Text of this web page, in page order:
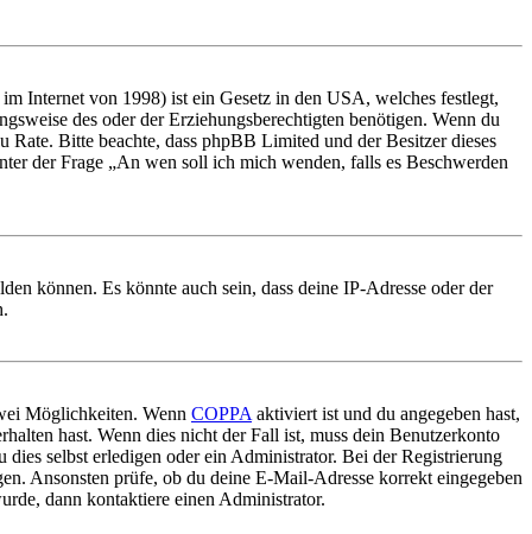
Internet von 1998) ist ein Gesetz in den USA, welches festlegt,
des oder der Erziehungsberechtigten benötigen. Wenn du
Bitte beachte, dass phpBB Limited und der Besitzer dieses
der Frage „An wen soll ich mich wenden, falls es Beschwerden
können. Es könnte auch sein, dass deine IP-Adresse oder der
Möglichkeiten. Wenn COPPA aktiviert ist und du angegeben hast,
hast. Wenn dies nicht der Fall ist, muss dein Benutzerkonto
selbst erledigen oder ein Administrator. Bei der Registrierung
Ansonsten prüfe, ob du deine E-Mail-Adresse korrekt eingegeben
dann kontaktiere einen Administrator.